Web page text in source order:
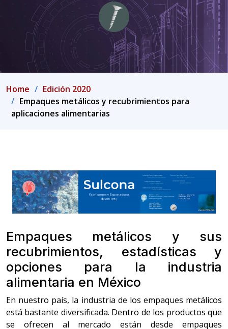
Home
Edición 2020
Empaques metálicos y recubrimientos para
aplicaciones alimentarias
Empaques metálicos y sus
recubrimientos, estadísticas y
opciones para la industria
alimentaria en México
En nuestro país, la industria de los empaques metálicos
está bastante diversificada. Dentro de los productos que
se ofrecen al mercado están desde empaques